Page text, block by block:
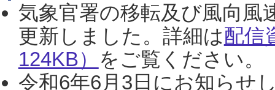
気象官署の移転及び風向風
更新しました。詳細は配信
124KB） をご覧ください。
令和6年6月3日にお知らせ